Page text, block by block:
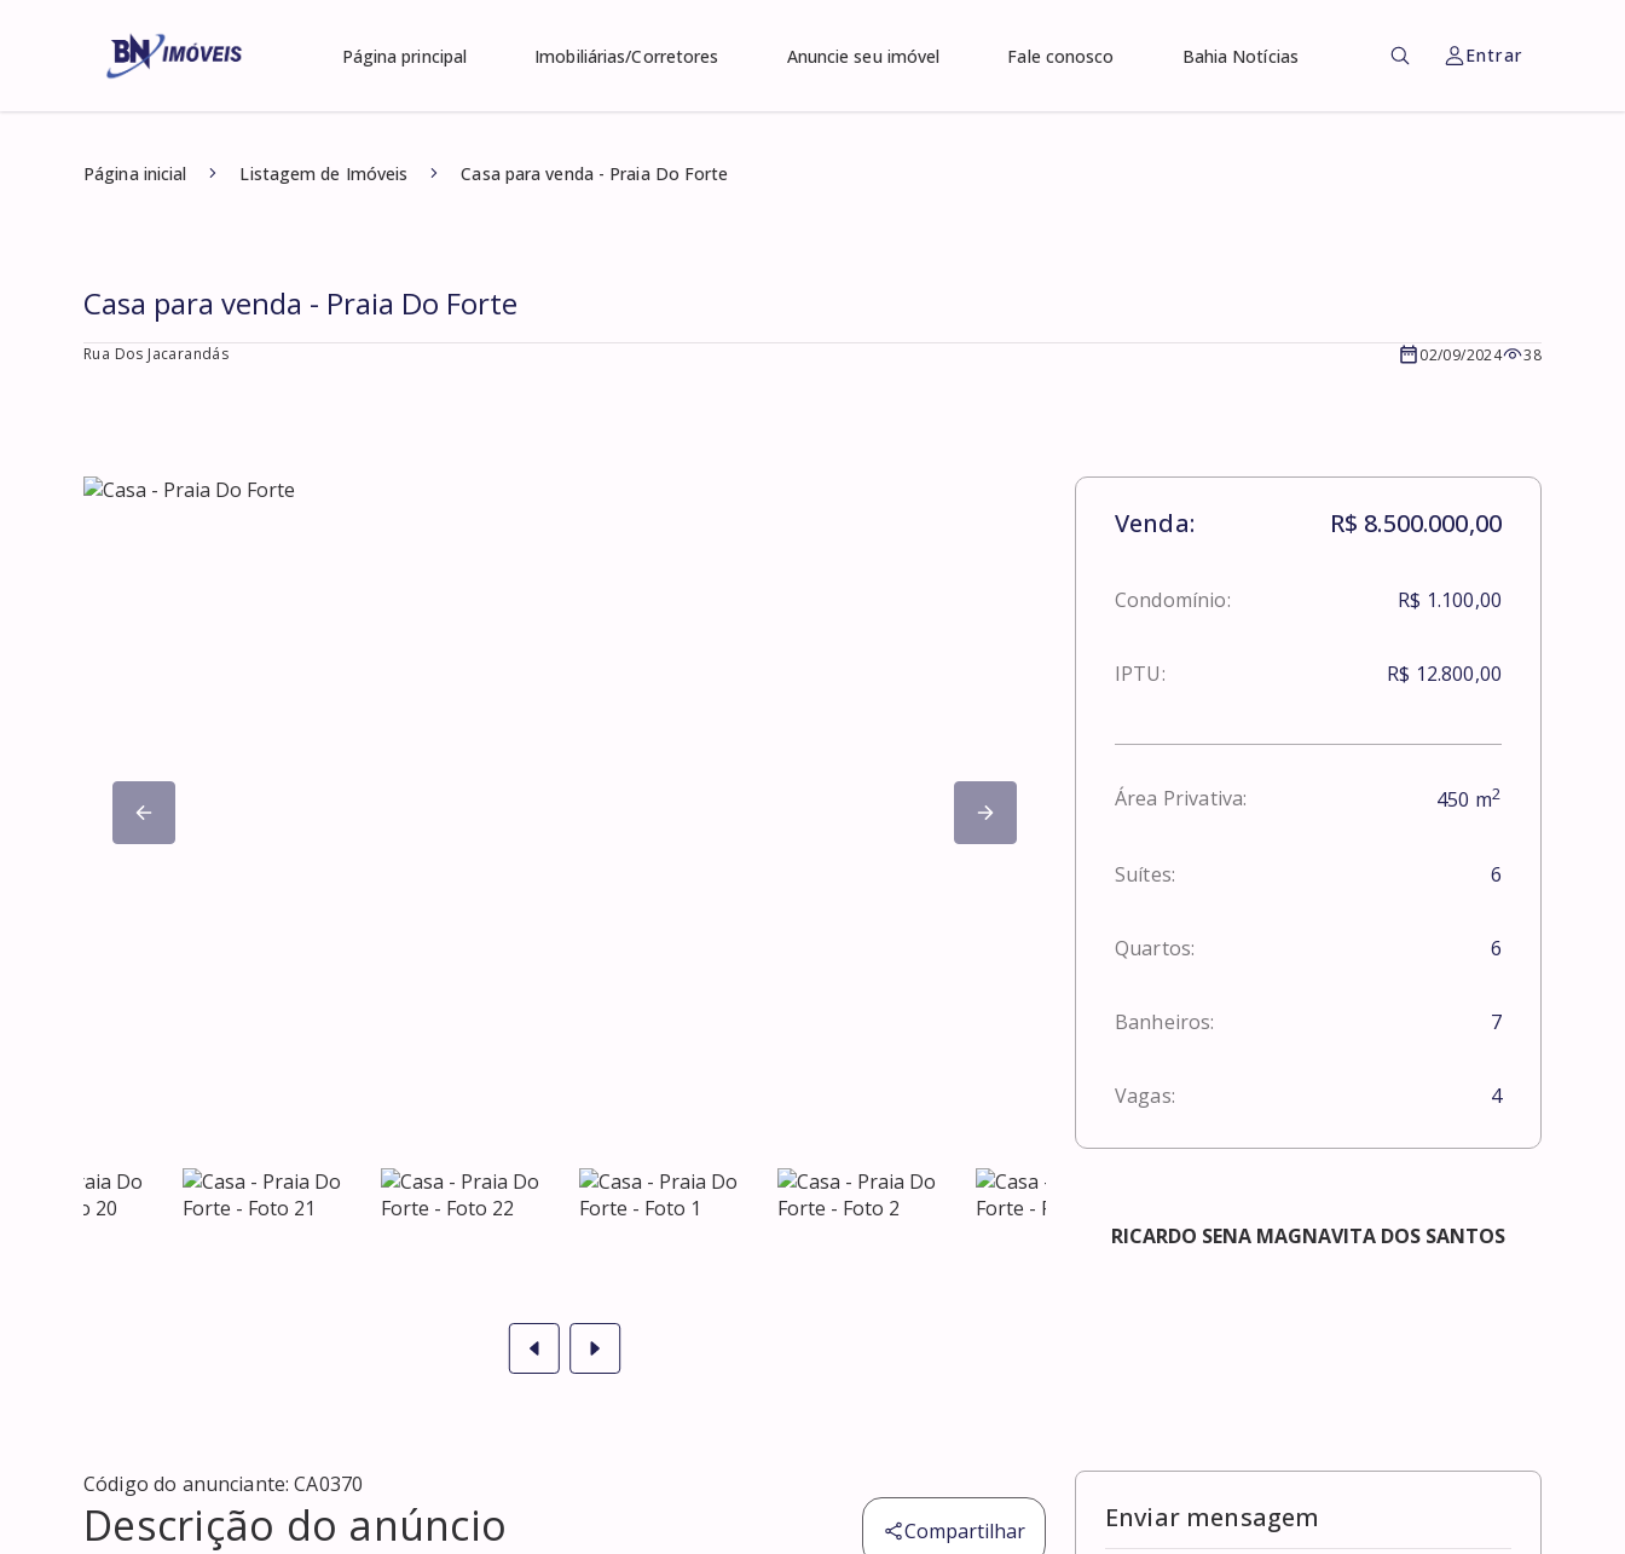
Página principal Imobiliárias/Corretores Anuncie seu imóvel Fale conosco Bahia Notícias Entrar
Página inicial Listagem de Imóveis Casa para venda - Praia Do Forte
Casa para venda - Praia Do Forte
Rua Dos Jacarandás 02/09/2024 38
Venda: R$ 8.500.000,00
Condomínio: R$ 1.100,00
IPTU: R$ 12.800,00
Área Privativa: 450 m2
Suítes: 6
Quartos: 6
Banheiros: 7
Vagas: 4
RICARDO SENA MAGNAVITA DOS SANTOS
Código do anunciante:CA0370
Descrição do anúncio Compartilhar Enviar mensagem